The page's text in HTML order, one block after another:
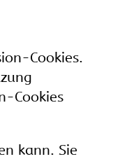
Cookies.
Cookies
kann. Sie